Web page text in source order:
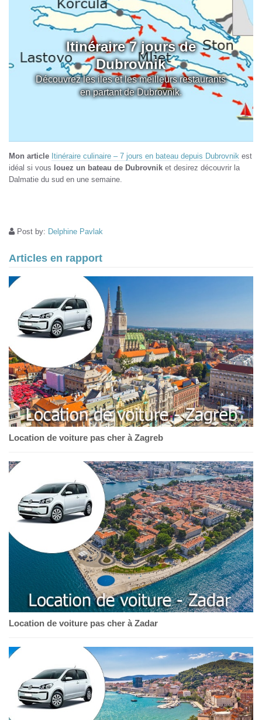
Itinéraire 7 jours de
Dubrovnik
Découvrez les iles et les meilleurs restaurants
en partant de Dubrovnik.
Mon article Itinéraire culinaire – 7 jours en bateau depuis Dubrovnik est
idéal si vous louez un bateau de Dubrovnik et desirez découvrir la
Dalmatie du sud en une semaine.
Post by: Delphine Pavlak
Articles en rapport
Location de voiture pas cher à Zagreb
Location de voiture pas cher à Zadar